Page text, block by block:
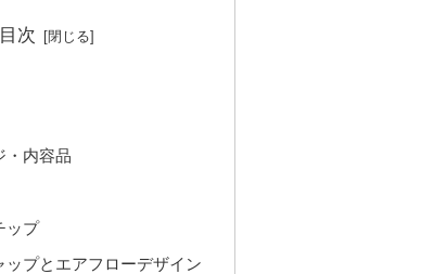
目次
・内容品
ップ
ップとエアフローデザイン